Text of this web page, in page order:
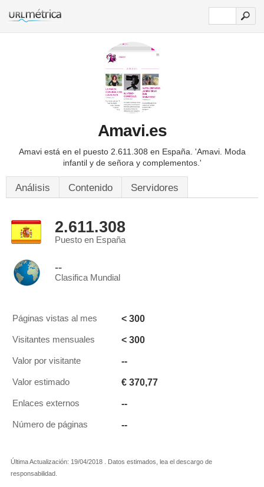
Amavi.es
Amavi está en el puesto 2.611.308 en España. 'Amavi. Moda
infantil y de señora y complementos.'
Análisis Contenido Servidores
2.611.308
Puesto en España
--
Clasifica Mundial
Páginas vistas al mes < 300
Visitantes mensuales < 300
Valor por visitante --
Valor estimado € 370,77
Enlaces externos --
Número de páginas --
Última Actualización: 19/04/2018 . Datos estimados, lea el descargo de
responsabilidad.